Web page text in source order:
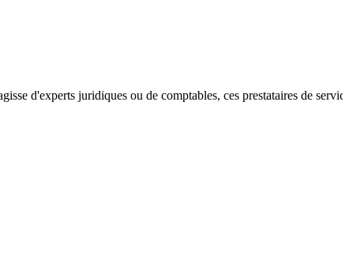
d'experts juridiques ou de comptables, ces prestataires de